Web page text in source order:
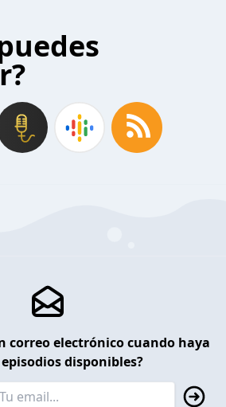
correo electrónico cuando haya
disponibles?